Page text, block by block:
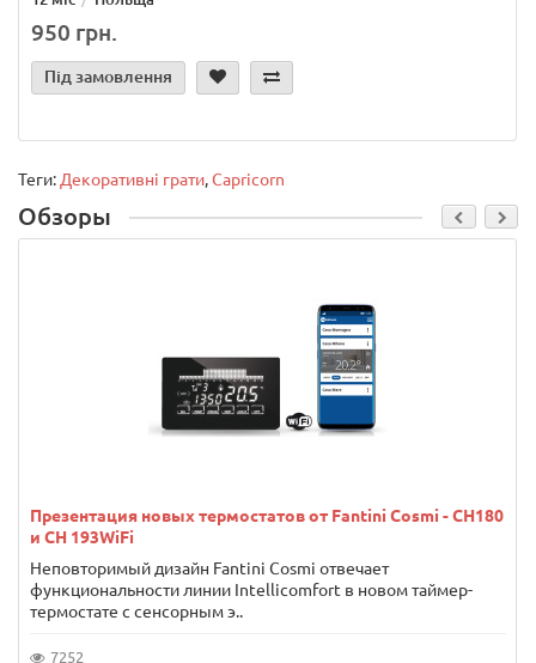
950 грн.
Під замовлення
Теги: Декоративні грати,Capricorn
Обзоры
Презентация новых термостатов от Fantini Cosmi - CH180
и CH 193WiFi
Неповторимый дизайн Fantini Cosmi отвечает
функциональности линии Intellicomfort в новом таймер-
термостате с сенсорным э..
7252